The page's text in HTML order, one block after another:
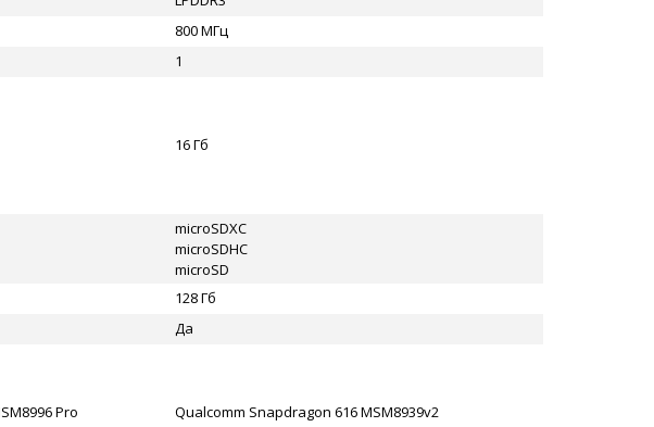
800 МГц
1
16 Гб
microSDXC
microSDHC
microSD
128 Гб
Да
Pro Qualcomm Snapdragon 616 MSM8939v2